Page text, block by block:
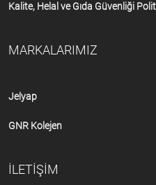
Kalite, Helal ve Gıda Güvenliği
MARKALARIMIZ
Jelyap
GNR Kolejen
İLETİŞİM